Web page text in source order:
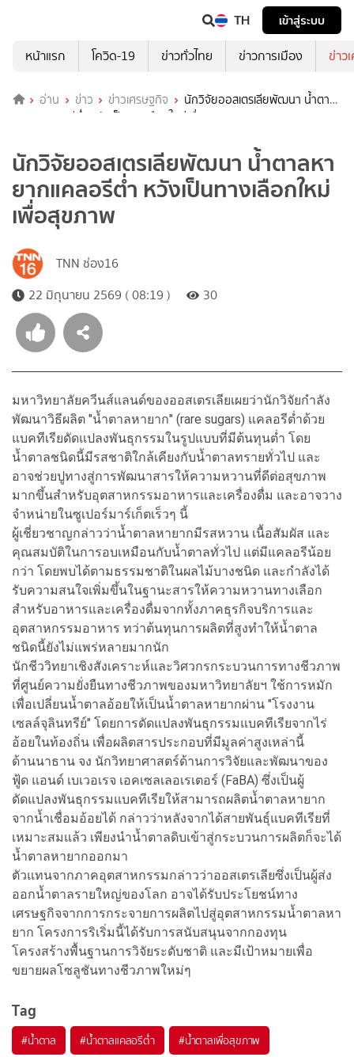
TH
เข้าสู่ระบบ
หน้าแรก
โควิด-19 ข่าวทั่วไทย ข่าวการเมือง ข่าว
อ่าน ข่าว ข่าวเศรษฐกิจ
นักวิจัยออสเตรเลียพัฒนา น้ำตาล
หายากแคลอรีต่ำ หวังเป็นทางเลือกใหม่เพื่อสุขภาพ
นักวิจัยออสเตรเลียพัฒนา น้ำตาลหา
ยากแคลอรีต่ำ หวังเป็นทางเลือกใหม่
เพื่อสุขภาพ
TNN ช่อง16
22 มิถุนายน 2569 ( 08:19 )
30
มหาวิทยาลัยควีนส์แลนด์ของออสเตรเลียเผยว่านักวิจัยกำลัง
พัฒนาวิธีผลิต "น้ำตาลหายาก" (rare sugars) แคลอรีต่ำด้วย
แบคทีเรียดัดแปลงพันธุกรรมในรูปแบบที่มีต้นทุนต่ำ โดย
น้ำตาลชนิดนี้มีรสชาติใกล้เคียงกับน้ำตาลทรายทั่วไป และ
อาจช่วยปูทางสู่การพัฒนาสารให้ความหวานที่ดีต่อสุขภาพ
มากขึ้นสำหรับอุตสาหกรรมอาหารและเครื่องดื่ม และอาจวาง
จำหน่ายในซูเปอร์มาร์เก็ตเร็วๆ นี้
ผู้เชี่ยวชาญกล่าวว่าน้ำตาลหายากมีรสหวาน เนื้อสัมผัส และ
คุณสมบัติในการอบเหมือนกับน้ำตาลทั่วไป แต่มีแคลอรีน้อย
กว่า โดยพบได้ตามธรรมชาติในผลไม้บางชนิด และกำลังได้
รับความสนใจเพิ่มขึ้นในฐานะสารให้ความหวานทางเลือก
สำหรับอาหารและเครื่องดื่มจากทั้งภาคธุรกิจบริการและ
อุตสาหกรรมอาหาร ทว่าต้นทุนการผลิตที่สูงทำให้น้ำตาล
ชนิดนี้ยังไม่แพร่หลายมากนัก
นักชีววิทยาเชิงสังเคราะห์และวิศวกรกระบวนการทางชีวภาพ
ที่ศูนย์ความยั่งยืนทางชีวภาพของมหาวิทยาลัยฯ ใช้การหมัก
เพื่อเปลี่ยนน้ำตาลอ้อยให้เป็นน้ำตาลหายากผ่าน "โรงงาน
เซลล์จุลินทรีย์" โดยการดัดแปลงพันธุกรรมแบคทีเรียจากไร่
อ้อยในท้องถิ่น เพื่อผลิตสารประกอบที่มีมูลค่าสูงเหล่านี้
ด้านนาธาน จง นักวิทยาศาสตร์ด้านการวิจัยและพัฒนาของ
ฟู้ด แอนด์ เบเวอเรจ เอคเซลเลอเรเตอร์ (FaBA) ซึ่งเป็นผู้
ดัดแปลงพันธุกรรมแบคทีเรียให้สามารถผลิตน้ำตาลหายาก
จากน้ำเชื่อมอ้อยได้ กล่าวว่าหลังจากได้สายพันธุ์แบคทีเรียที่
เหมาะสมแล้ว เพียงนำน้ำตาลดิบเข้าสู่กระบวนการผลิตก็จะได้
น้ำตาลหายากออกมา
ตัวแทนจากภาคอุตสาหกรรมกล่าวว่าออสเตรเลียซึ่งเป็นผู้ส่ง
ออกน้ำตาลรายใหญ่ของโลก อาจได้รับประโยชน์ทาง
เศรษฐกิจจากการกระจายการผลิตไปสู่อุตสาหกรรมน้ำตาลหา
ยาก โครงการริเริ่มนี้ได้รับการสนับสนุนจากกองทุน
โครงสร้างพื้นฐานการวิจัยระดับชาติ และมีเป้าหมายเพื่อ
ขยายผลโซลูชันทางชีวภาพใหม่ๆ
Tag
#น้ำตาล #น้ำตาลแคลอรีต่ำ #น้ำตาลเพื่อสุขภาพ